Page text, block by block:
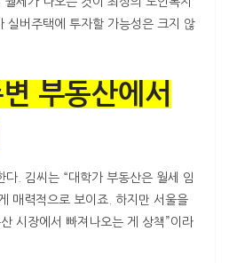
실버주택에 투자할 가능성은 크지 않
부동산에서
다. 김씨는 “대학가 부동산은 월세 임
매력적으로 보이죠. 하지만 서울을
시장에서 빠져나오는 게 상책”이라